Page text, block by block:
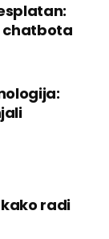
chatbota
kako radi